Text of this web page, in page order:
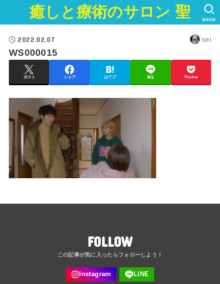
癒しと療術のサロン 聖 SEARCH
2022.02.07 sei
WS000015
ポスト シェア はてブ 送る Pocket
FOLLOW